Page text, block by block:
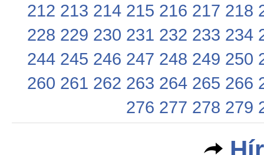
212 213 214 215 216 217 218
228 229 230 231 232 233 234
244 245 246 247 248 249 250
260 261 262 263 264 265 266
276 277 278 279